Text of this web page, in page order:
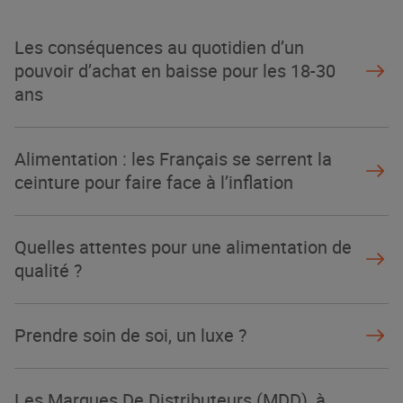
NOTRE MODÈLE
Les conséquences au quotidien d’un
pouvoir d’achat en baisse pour les 18-30
ans
Alimentation : les Français se serrent la
ceinture pour faire face à l’inflation
Quelles attentes pour une alimentation de
qualité ?
Prendre soin de soi, un luxe ?